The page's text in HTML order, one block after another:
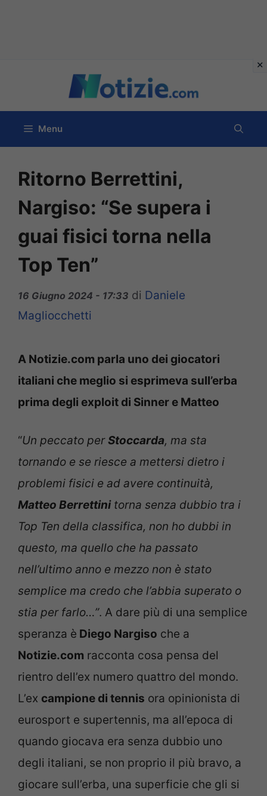
contenuto
Menu
Ritorno Berrettini,
Nargiso: “Se supera i
guai fisici torna nella
Top Ten”
16 Giugno 2024 - 17:33 di Daniele
Magliocchetti
A Notizie.com parla uno dei giocatori
italiani che meglio si esprimeva sull’erba
prima degli exploit di Sinner e Matteo
“Un peccato perStoccarda, ma sta
tornando e se riesce a mettersi dietro i
problemi fisici e ad avere continuità,
Matteo Berrettinitorna senza dubbio tra i
Top Ten della classifica, non ho dubbi in
questo, ma quello che ha passato
nell’ultimo anno e mezzo non è stato
semplice ma credo che l’abbia superato o
stia per farlo…”. A dare più di una semplice
speranza è Diego Nargiso che a
Notizie.com racconta cosa pensa del
rientro dell’ex numero quattro del mondo.
L’ex campione di tennis ora opinionista di
eurosport e supertennis, ma all’epoca di
quando giocava era senza dubbio uno
degli italiani, se non proprio il più bravo, a
giocare sull’erba, una superficie che gli si